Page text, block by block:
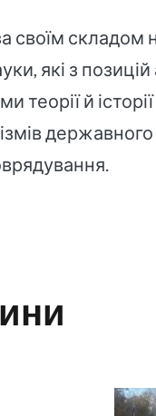
своїм
які з
теорії й